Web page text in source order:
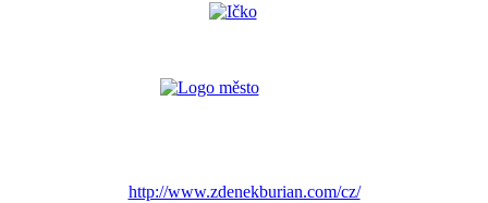
http://www.zdenekburian.com/cz/